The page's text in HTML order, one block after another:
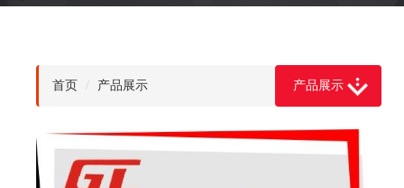
产品展示
首页 产品展示